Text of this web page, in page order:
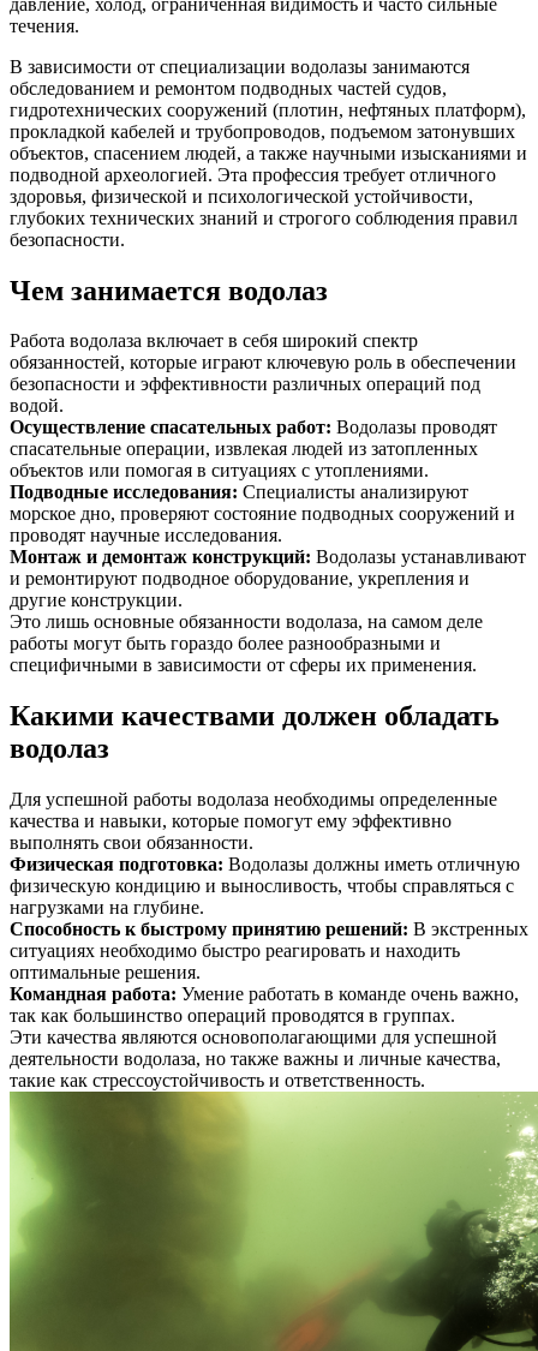
течения.
В зависимости от специализации водолазы занимаются
обследованием и ремонтом подводных частей судов,
гидротехнических сооружений (плотин, нефтяных платформ),
прокладкой кабелей и трубопроводов, подъемом затонувших
объектов, спасением людей, а также научными изысканиями и
подводной археологией. Эта профессия требует отличного
здоровья, физической и психологической устойчивости,
глубоких технических знаний и строгого соблюдения правил
безопасности.
Чем занимается водолаз
Работа водолаза включает в себя широкий спектр
обязанностей, которые играют ключевую роль в обеспечении
безопасности и эффективности различных операций под
водой.
Осуществление спасательных работ: Водолазы проводят
спасательные операции, извлекая людей из затопленных
объектов или помогая в ситуациях с утоплениями.
Подводные исследования: Специалисты анализируют
морское дно, проверяют состояние подводных сооружений и
проводят научные исследования.
Монтаж и демонтаж конструкций: Водолазы устанавливают
и ремонтируют подводное оборудование, укрепления и
другие конструкции.
Это лишь основные обязанности водолаза, на самом деле
работы могут быть гораздо более разнообразными и
специфичными в зависимости от сферы их применения.
Какими качествами должен обладать
водолаз
Для успешной работы водолаза необходимы определенные
качества и навыки, которые помогут ему эффективно
выполнять свои обязанности.
Физическая подготовка: Водолазы должны иметь отличную
физическую кондицию и выносливость, чтобы справляться с
нагрузками на глубине.
Способность к быстрому принятию решений: В экстренных
ситуациях необходимо быстро реагировать и находить
оптимальные решения.
Командная работа: Умение работать в команде очень важно,
так как большинство операций проводятся в группах.
Эти качества являются основополагающими для успешной
деятельности водолаза, но также важны и личные качества,
такие как стрессоустойчивость и ответственность.